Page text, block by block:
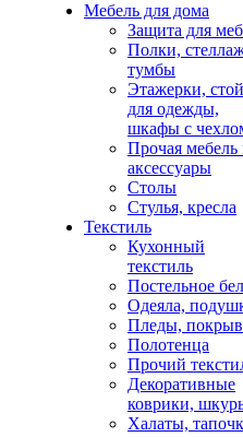
Мебель для дома
Защита для
Полки,
тумбы
Этажерки,
для одежды,
шкафы с
Прочая мебель
аксессуары
Столы
Стулья, кресла
Текстиль
Кухонный
текстиль
Постельное
Одеяла,
Пледы,
Полотенца
Прочий
Декоративные
коврики,
Халаты,